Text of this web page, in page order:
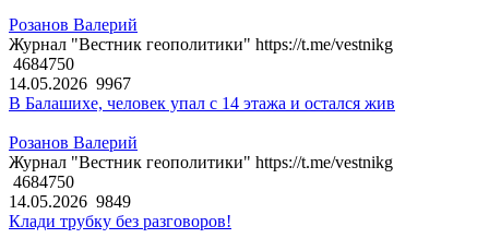
Розанов Валерий
Журнал "Вестник геополитики" https://t.me/vestnikg
4684750
14.05.2026 9967
В Балашихе, человек упал с 14 этажа и остался жив
Розанов Валерий
Журнал "Вестник геополитики" https://t.me/vestnikg
4684750
14.05.2026 9849
Клади трубку без разговоров!